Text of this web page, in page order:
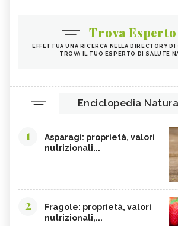
Trova Esperto
EFFETTUA UNA RICERCA NELLA DIRECTORY DI
TROVA IL TUO ESPERTO DI SALUTE
Enciclopedia
1
Asparagi: proprietà, valori
nutrizionali...
2
Fragole: proprietà, valori
nutrizionali,...